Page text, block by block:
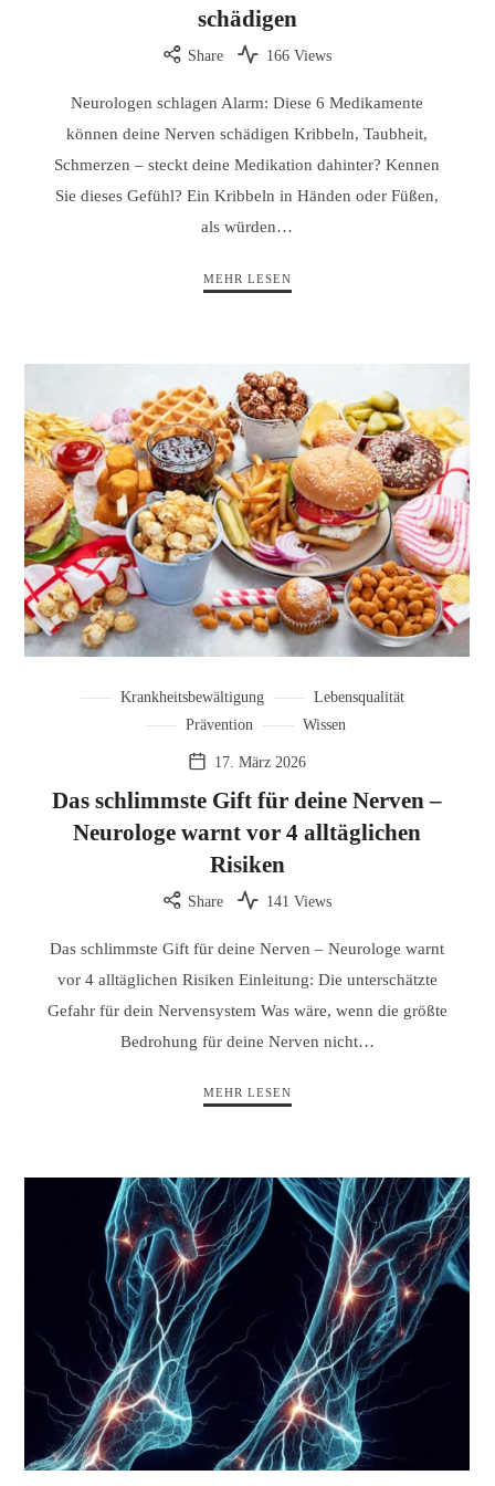
schädigen
Share 166 Views
Neurologen schlagen Alarm: Diese 6 Medikamente
können deine Nerven schädigen Kribbeln, Taubheit,
Schmerzen – steckt deine Medikation dahinter? Kennen
Sie dieses Gefühl? Ein Kribbeln in Händen oder Füßen,
als würden…
MEHR LESEN
Krankheitsbewältigung
Lebensqualität
Prävention
Wissen
17. März 2026
Das schlimmste Gift für deine Nerven –
Neurologe warnt vor 4 alltäglichen
Risiken
Share 141 Views
Das schlimmste Gift für deine Nerven – Neurologe warnt
vor 4 alltäglichen Risiken Einleitung: Die unterschätzte
Gefahr für dein Nervensystem Was wäre, wenn die größte
Bedrohung für deine Nerven nicht…
MEHR LESEN